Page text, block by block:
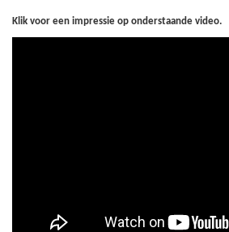
Klik voor een impressie op onderstaande video.